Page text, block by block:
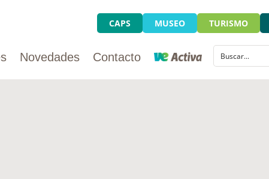
CAPS MUSEO TURISMO
Novedades Contacto